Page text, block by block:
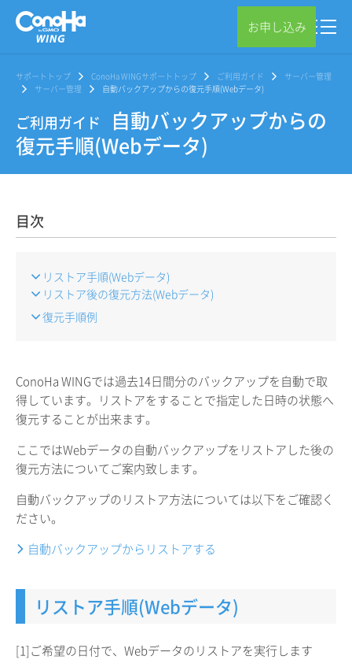
お申し込み
サポートトップ ConoHa WINGサポートトップ ご利用ガイド
サーバー管理
サーバー管理
自動バックアップからの復元手順(Webデータ)
ご利用ガイド
自動バックアップからの
復元手順(Webデータ)
目次
リストア手順(Webデータ)
リストア後の復元方法(Webデータ)
復元手順例
ConoHa WINGでは過去14日間分のバックアップを自動で取
得しています。リストアをすることで指定した日時の状態へ
復元することが出来ます。
ここではWebデータの自動バックアップをリストアした後の
復元方法についてご案内致します。
自動バックアップのリストア方法については以下をご確認く
ださい。
自動バックアップからリストアする
リストア手順(Webデータ)
[1]ご希望の日付で、Webデータのリストアを実行します